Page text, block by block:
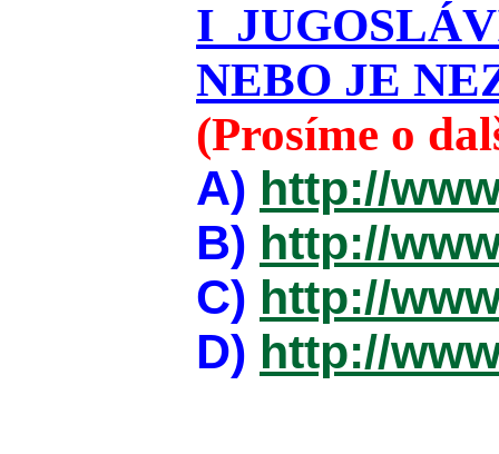
I
NEBO JE
(Prosíme o
A) http://
B) http://
C) http://
D) http://